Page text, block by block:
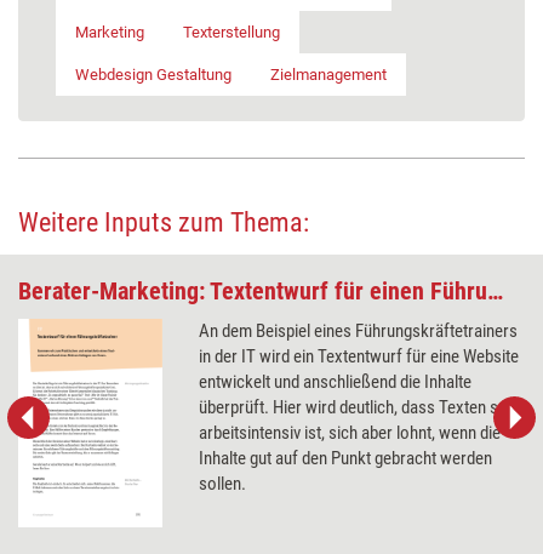
Marketing Texterstellung
Webdesign Gestaltung Zielmanagement
Weitere Inputs zum Thema:
Berater-Marketing: Textentwurf für einen Führungskräftetrainer
An dem Beispiel eines Führungskräftetrainers
in der IT wird ein Textentwurf für eine Website
entwickelt und anschließend die Inhalte
überprüft. Hier wird deutlich, dass Texten sehr
arbeitsintensiv ist, sich aber lohnt, wenn die
Inhalte gut auf den Punkt gebracht werden
sollen.